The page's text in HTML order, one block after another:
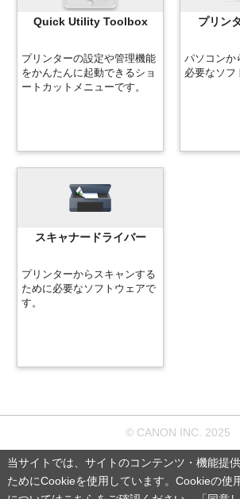
当サイトでは、サイトのコンテンツ・機能提
ためにCookieを使用しています。Cookieの使
Quick Utility Toolbox
プリンターの設定や管理機能
をかんたんに起動できるショ
ートカットメニューです。
プリン
パソコンか
必要なソフ
スキャナードライバー
プリンターからスキャンする
ために必要なソフトウェアで
す。
© CANON INC. 2025